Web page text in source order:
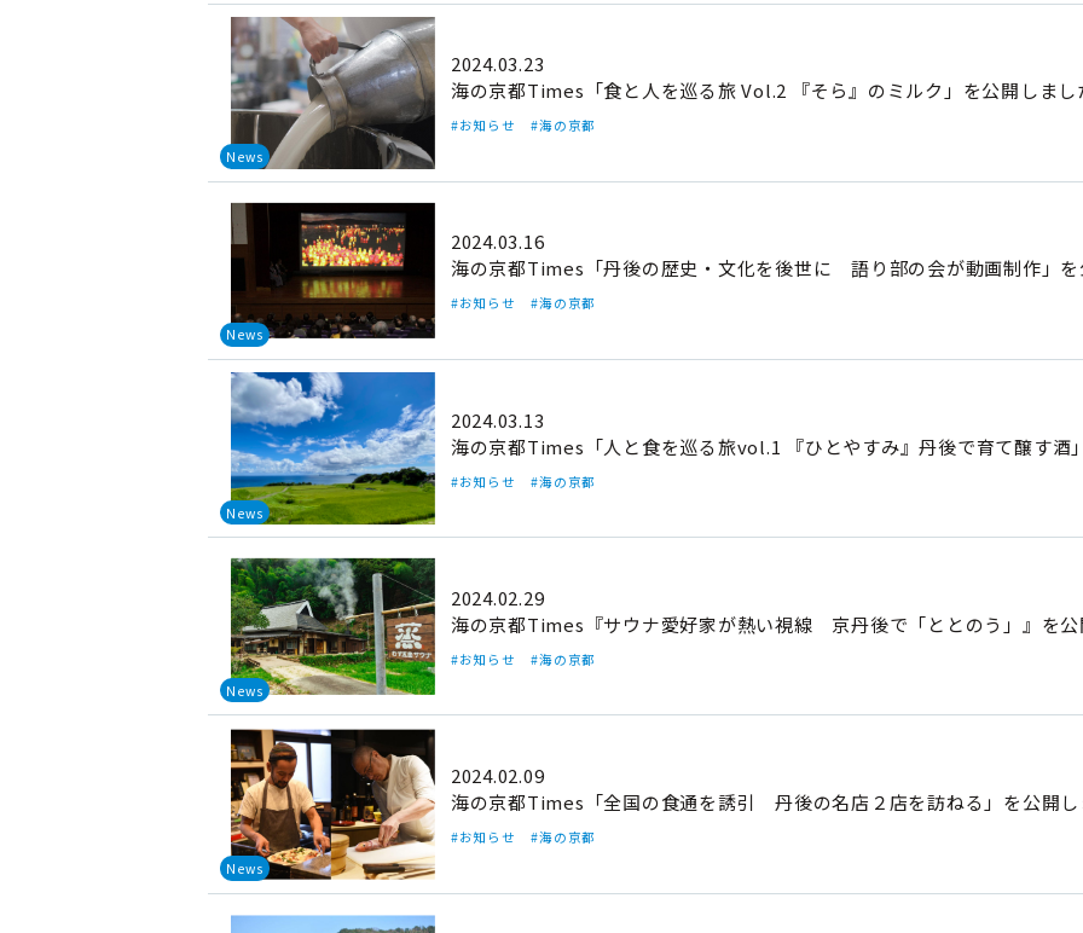
2024.03.23
News
海の京都Times「食と人を巡る旅 Vol.2 『そら』のミルク」を公開しまし
#お知らせ #海の京都
2024.03.16
News
海の京都Times「丹後の歴史・文化を後世に 語り部の会が動画制作」
#お知らせ #海の京都
2024.03.13
News
海の京都Times「人と食を巡る旅vol.1 『ひとやすみ』丹後で育て醸す酒
#お知らせ #海の京都
2024.02.29
News
海の京都Times『サウナ愛好家が熱い視線 京丹後で「ととのう」』を
#お知らせ #海の京都
2024.02.09
News
海の京都Times「全国の食通を誘引 丹後の名店２店を訪ねる」を公開
#お知らせ #海の京都